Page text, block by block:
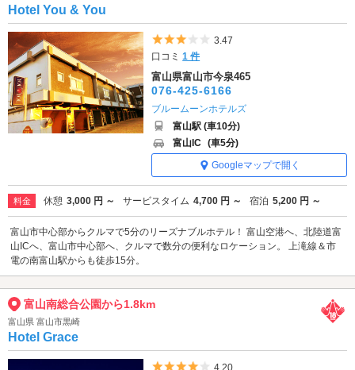
Hotel You & You
5つ星のうち3
3.47
口コミ1 件
富山県富山市今泉465
076-425-6166
ブルームーンホテルズ
富山駅 (車10分)
富山IC (車5分)
Googleマップで開く
料金 休憩 3,000 円 ～ サービスタイム 4,700 円 ～ 宿泊 5,200 円 ～
富山市中心部からクルマで5分のリーズナブルホテル！ 富山空港へ、北陸道富
山ICへ、富山市中心部へ、クルマで数分の便利なロケーション。 上滝線＆市
電の南富山駅からも徒歩15分。
富山南総合公園から1.8km
富山県 富山市黒崎
Hotel Grace
5つ星のうち4
4.20